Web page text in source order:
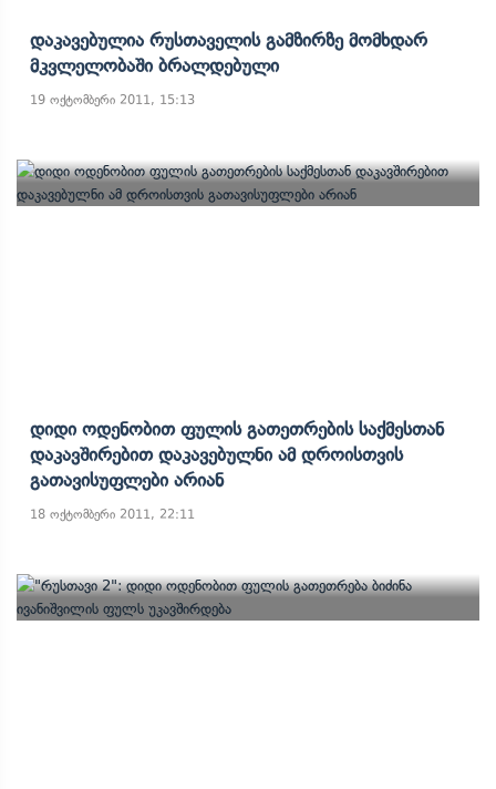
Დაკავებულია Რუსთაველის Გამზირზე Მომხდარ
Მკვლელობაში Ბრალდებული
19 ოქტომბერი 2011, 15:13
Დიდი Ოდენობით Ფულის Გათეთრების Საქმესთან
Დაკავშირებით Დაკავებულნი Ამ Დროისთვის
Გათავისუფლები Არიან
18 ოქტომბერი 2011, 22:11